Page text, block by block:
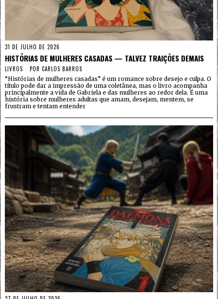
31 DE JULHO DE 2026
HISTÓRIAS DE MULHERES CASADAS — TALVEZ TRAIÇÕES DEMAIS
LIVROS POR CARLOS BARROS
“Histórias de mulheres casadas” é um romance sobre desejo e culpa. O
título pode dar a impressão de uma coletânea, mas o livro acompanha
principalmente a vida de Gabriela e das mulheres ao redor dela. É uma
história sobre mulheres adultas que amam, desejam, mentem, se
frustram e tentam entender